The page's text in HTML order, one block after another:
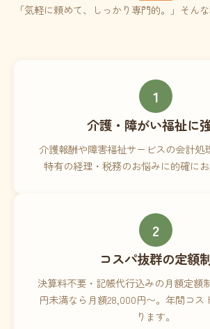
「気軽に頼めて、しっかり専門的。」そん
1
介護・障がい福祉に
介護報酬や障害福祉サービスの会計処
特有の経理・税務のお悩みに的確にお
2
コスパ抜群の定額
決算料不要・記帳代行込みの月額定額
円未満なら月額28,000円〜。年間コス
ります。